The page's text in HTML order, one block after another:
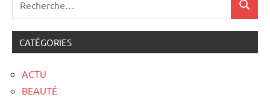
CATÉGORIES
ACTU
BEAUTÉ